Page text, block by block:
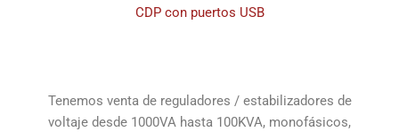
Tenemos venta de reguladores / estabilizadores de
voltaje desde 1000VA hasta 100KVA, monofásicos,